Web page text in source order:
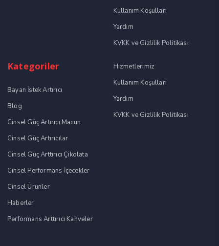
Kullanım Koşulları
Yardım
KVKK ve Gizlilik Politikası
Kategoriler
Bayan İstek Artırıcı
Blog
Cinsel Güç Artırıcı Macun
Cinsel Güç Artırıcılar
Cinsel Güç Arttırıcı Çikolata
Cinsel Performans İçecekler
Cinsel Ürünler
Haberler
Performans Arttırıcı Kahveler
Hizmetlerimiz
Kullanım Koşulları
Yardım
KVKK ve Gizlilik Politikası